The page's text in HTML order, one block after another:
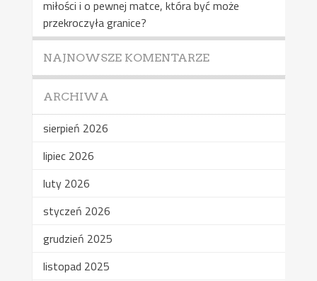
miłości i o pewnej matce, która być może
przekroczyła granice?
NAJNOWSZE KOMENTARZE
ARCHIWA
sierpień 2026
lipiec 2026
luty 2026
styczeń 2026
grudzień 2025
listopad 2025